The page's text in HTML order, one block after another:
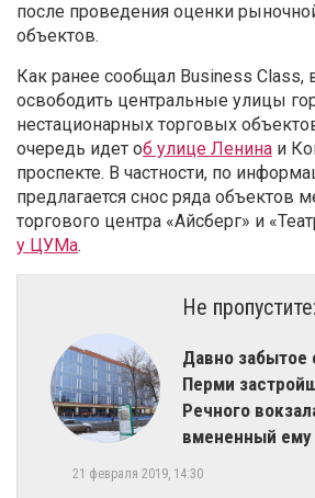
после проведения оценки
объектов.
Как ранее сообщал Business Class,
освободить центральные улицы
нестационарных торговых
очередь идет об улице Ленина и
проспекте. В частности, по
предлагается снос ряда объектов
торгового центра «Айсберг» и
у ЦУМа.
Не пропустите:
Давно забытое
Перми
Речного
вмененный
21 февраля 2019, 14:30